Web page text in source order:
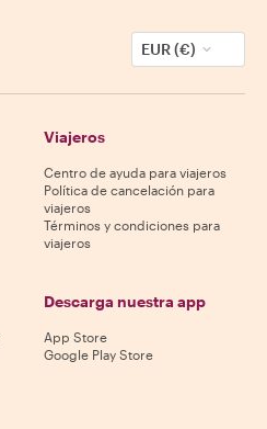
EUR (€)
Viajeros
Centro de ayuda para viajeros
Política de cancelación para
viajeros
Términos y condiciones para
viajeros
Descarga nuestra app
App Store
Google Play Store